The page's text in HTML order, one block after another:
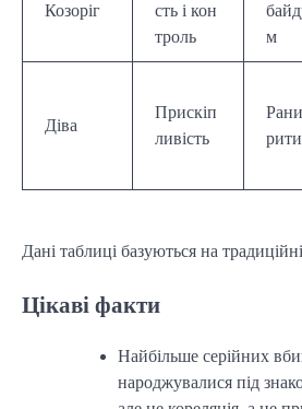
Козоріг
сть і кон
троль
м
Діва
Прискіп
ливість
Дані таблиці базуються на
Цікаві факти
Найбільше серійних
народжувалися під